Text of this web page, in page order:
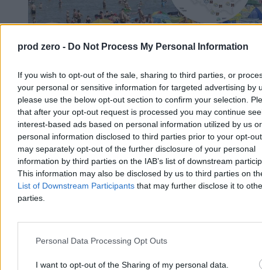
prod zero - Do Not Process My Personal Information
If you wish to opt-out of the sale, sharing to third parties, or
your personal or sensitive information for targeted advertising by
please use the below opt-out section to confirm your selection.
that after your opt-out request is processed you may continue
interest-based ads based on personal information utilized by us or
personal information disclosed to third parties prior to your opt-
may separately opt-out of the further disclosure of your personal
information by third parties on the IAB’s list of downstream
This information may also be disclosed by us to third parties on
List of Downstream Participants that may further disclose it to
parties.
Personal Data Processing Opt Outs
I want to opt-out of the Sharing of my personal data.
Chwila ochłody, ale potem lato nie odpuści. Mamy
nową wakacyjną prognozę
Po fali upałów, w trakcie których temperatury sięgały 40 st. C,
czeka nas ochłodzenie. Jak podają meteorolodzy, nie potrwa ono
długo. – Lato nie odpuszcza, choć okresy cieplejsze będą
przeplatały się z chłodniejszymi – zapowiedział w rozmowie z
Zero.pl Przemysław Makarewicz z Instytutu Meteorologii i
Gospodarki Wodnej.
Dzisiaj 19:12